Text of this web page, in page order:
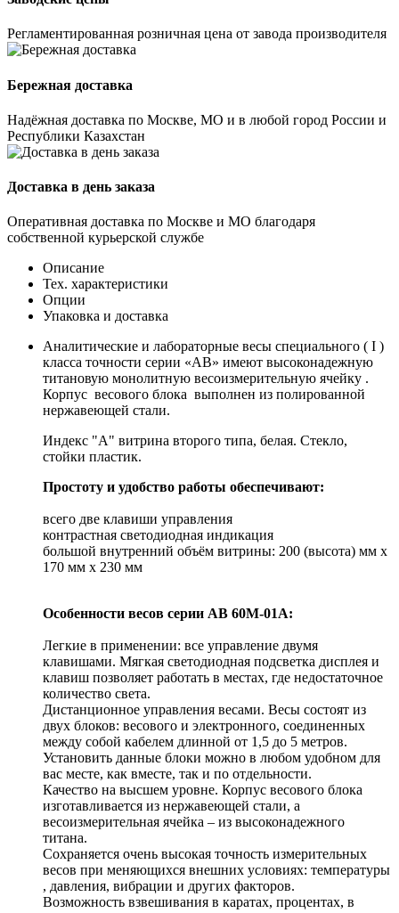
Регламентированная розничная цена от завода производителя
Бережная доставка
Надёжная доставка по Москве, МО и в любой город России и
Республики Казахстан
Доставка в день заказа
Оперативная доставка по Москве и МО благодаря
собственной курьерской службе
Описание
Тех. характеристики
Опции
Упаковка и доставка
Аналитические и лабораторные весы специального ( I )
класса точности серии «АВ» имеют высоконадежную
титановую монолитную весоизмерительную ячейку .
Корпус весового блока выполнен из полированной
нержавеющей стали.
Индекс "А" витрина второго типа, белая. Стекло,
стойки пластик.
Простоту и удобство работы обеспечивают:
всего две клавиши управления
контрастная светодиодная индикация
большой внутренний объём витрины: 200 (высота) мм х
170 мм х 230 мм
Особенности весов серии АВ 60М-01А:
Легкие в применении: все управление двумя
клавишами. Мягкая светодиодная подсветка дисплея и
клавиш позволяет работать в местах, где недостаточное
количество света.
Дистанционное управления весами. Весы состоят из
двух блоков: весового и электронного, соединенных
между собой кабелем длинной от 1,5 до 5 метров.
Установить данные блоки можно в любом удобном для
вас месте, как вместе, так и по отдельности.
Качество на высшем уровне. Корпус весового блока
изготавливается из нержавеющей стали, а
весоизмерительная ячейка – из высоконадежного
титана.
Сохраняется очень высокая точность измерительных
весов при меняющихся внешних условиях: температуры
, давления, вибрации и других факторов.
Возможность взвешивания в каратах, процентах, в